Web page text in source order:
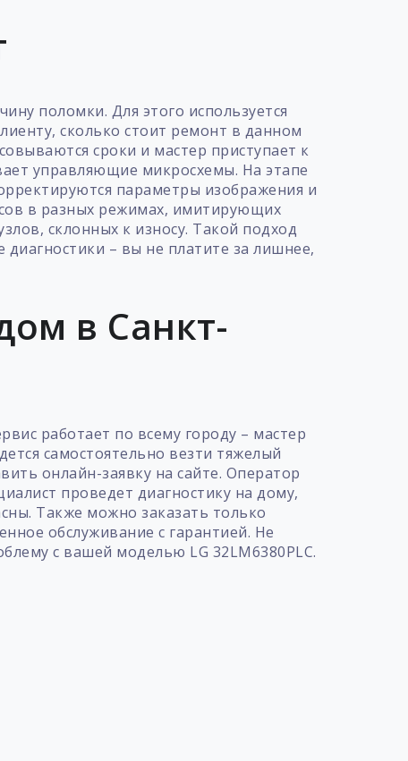
поломки. Для этого используется
сколько стоит ремонт в данном
сроки и мастер приступает к
управляющие микросхемы. На этапе
параметры изображения и
в разных режимах, имитирующих
склонных к износу. Такой подход
диагностики – вы не платите за лишнее,
в Санкт-
работает по всему городу – мастер
самостоятельно везти тяжелый
онлайн-заявку на сайте. Оператор
проведет диагностику на дому,
Также можно заказать только
обслуживание с гарантией. Не
с вашей моделью LG 32LM6380PLC.